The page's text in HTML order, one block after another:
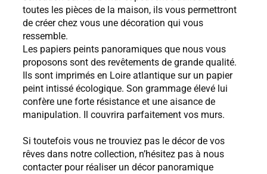
toutes les pièces de la maison, ils vous permettront
de créer chez vous une décoration qui vous
ressemble.
Les papiers peints panoramiques que nous vous
proposons sont des revêtements de grande qualité.
Ils sont imprimés en Loire atlantique sur un papier
peint intissé écologique. Son grammage élevé lui
confère une forte résistance et une aisance de
manipulation. Il couvrira parfaitement vos murs.
Si toutefois vous ne trouviez pas le décor de vos
rêves dans notre collection, n’hésitez pas à nous
contacter pour réaliser un décor panoramique